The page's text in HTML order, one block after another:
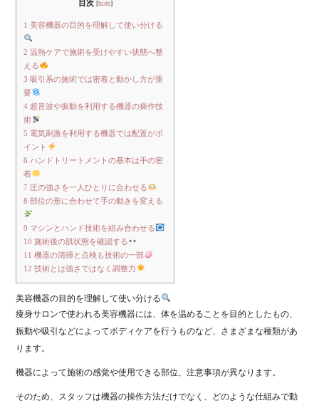
目次 [hide]
1 美容機器の目的を理解して使い分ける
2 温熱ケアで施術を受けやすい状態へ整
える
3 吸引系の施術では密着と動かし方が重
要
4 超音波や振動を利用する機器の操作技
術
5 電気刺激を利用する機器では配置がポ
イント
6 ハンドトリートメントの基本は手の密
着
7 圧の強さを一人ひとりに合わせる
8 部位の形に合わせて手の動きを変える
9 マシンとハンド技術を組み合わせる
10 施術後の肌状態を確認する
11 機器の清掃と点検も技術の一部
12 技術とは強さではなく調整力
美容機器の目的を理解して使い分ける
痩身サロンで使われる美容機器には、体を温めることを目的としたもの、
振動や吸引などによってボディケアを行うものなど、さまざまな種類があ
ります。
機器によって施術の感覚や使用できる部位、注意事項が異なります。
そのため、スタッフは機器の操作方法だけでなく、どのような仕組みで動